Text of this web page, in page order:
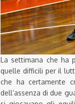
La settimana che ha
quelle difficili per il
che ha certamente
dell’assenza di due